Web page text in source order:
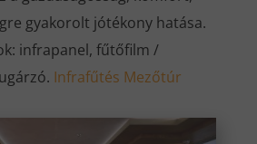
gyakorolt jótékony hatása.
infrapanel, fűtőfilm /
Infrafűtés Mezőtúr